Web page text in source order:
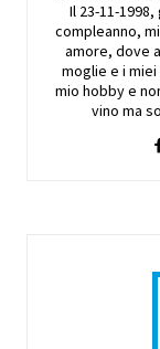
Il 23-11-
compleanno,
amore, dove
moglie e i
mio hobby e
vino ma